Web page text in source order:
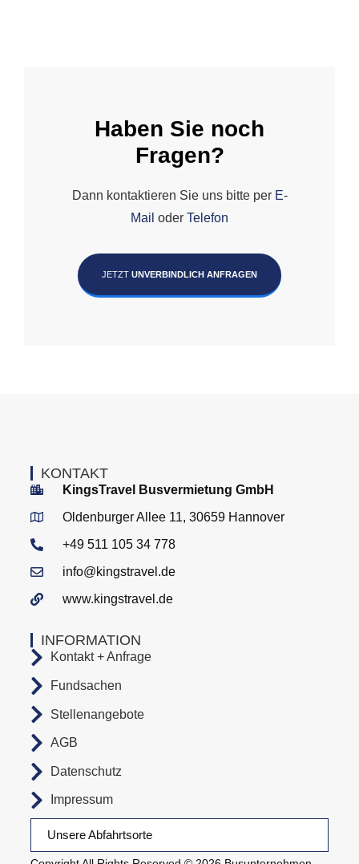
Haben Sie noch
Fragen?
Dann kontaktieren Sie uns bitte per E-
Mail oder Telefon
JETZT UNVERBINDLICH ANFRAGEN
Unsere Abfahrtsorte
INFORMATION
Kontakt + Anfrage
Fundsachen
Stellenangebote
AGB
Datenschutz
Impressum
KONTAKT
KingsTravel Busvermietung GmbH
Oldenburger Allee 11, 30659 Hannover
+49 511 105 34 778
info@kingstravel.de
www.kingstravel.de